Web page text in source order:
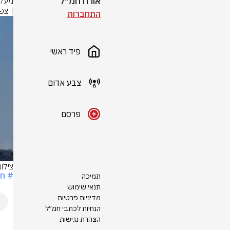
התחברות
פיד ראשי
צבע אדום
פרסם
תמיכה
תנאי שימוש
מדיניות פרטיות
הנחיות לכתבי חמ״ל
הצהרת נגישות
|
צילום:
#